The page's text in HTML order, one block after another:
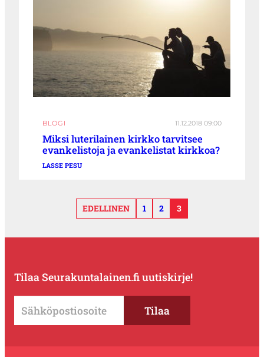
BLOGI 11.12.2018 09:00
Miksi luterilainen kirkko tarvitsee
evankelistoja ja evankelistat kirkkoa?
LASSE PESU
EDELLINEN 1 2 3
Tilaa Seurakuntalainen.fi uutiskirje!